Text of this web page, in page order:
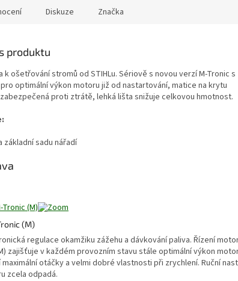
Diskuze Značka
produktu
k ošetřování stromů od STIHLu. Sériově s novou verzí M-Tronic s
optimální výkon motoru již od nastartování, matice na krytu
proti ztrátě, lehká lišta snižuje celkovou hmotnost.
sadu nářadí
(M)
regulace okamžiku zážehu a dávkování paliva. Řízení
zajišťuje v každém provozním stavu stále optimální výkon
otáčky a velmi dobré vlastnosti při zrychlení. Ruční
zcela odpadá.